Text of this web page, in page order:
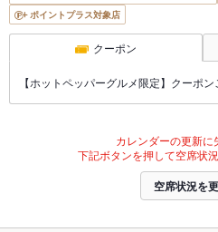
ポイントプラス対象店
クーポン
【ホットペッパーグルメ限定】クーポ
カレンダーの更新に
下記ボタンを押して空席状
空席状況を